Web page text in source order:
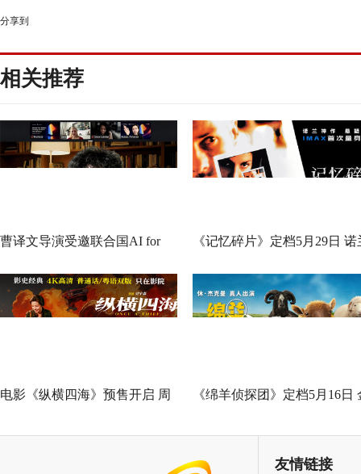
分享到
相关推荐
曹译文导演受邀联合国AI for
Good全球峰会 以AI影像传递向
善力量
《记忆碎片》定档5月29日 诺
神作IMAX首次量身定制
电影《纵横四海》预售开启 周 《绵羊侦探团》定档5月16日
友情链接